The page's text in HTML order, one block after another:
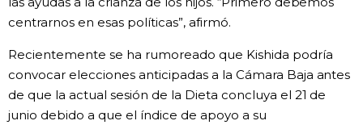
Noticias
Datos de Japón
Fragmentos de Japón
official SNS
centrarnos en esas políticas”, afirmó.
Recientemente se ha rumoreado que Kishida podría
convocar elecciones anticipadas a la Cámara Baja antes
de que la actual sesión de la Dieta concluya el 21 de
junio debido a que el índice de apoyo a su